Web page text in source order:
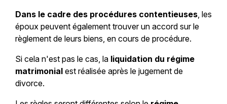
Dans le cadre des procédures contentieuses, les
époux peuvent également trouver un accord sur le
règlement de leurs biens, en cours de procédure.
Si cela n'est pas le cas, la liquidation du régime
matrimonialest réalisée après le jugement de
divorce.